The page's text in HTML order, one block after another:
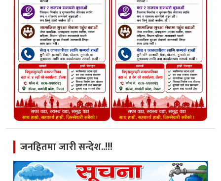
जनहितमा जारी सन्देश..!!!